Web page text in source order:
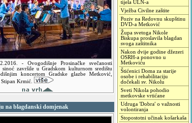
- Ovogodišnje Prosinačke svečanosti
sinoć završile u Gradskom kulturnom središtu
koncertom Gradske glazbe Metković,
Krmić.
na blagdanski domjenak
tijela ULN-a
Vježba Civilne zaštite
Poziv na Redovnu skupštinu
DVD-a Metković
Župa svetoga Nikole
Biskupa proslavila blagdan
svoga zaštitnika
Nakon dvije godine džezeri
OSRH-a ponovno u
Metkoviću
Štićenici Doma za starije
osobe i rehabilitaciju
dočekali sv. Nikolu
Sveti Nikola pohodio
metkovske vrtićane
Udruga 'Dobra' o važnosti
volontiranja
Stopostotni učinak košarkaša